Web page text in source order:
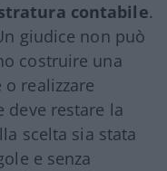
contabile.
giudice non può
costruire una
realizzare
deve restare la
scelta sia stata
e senza